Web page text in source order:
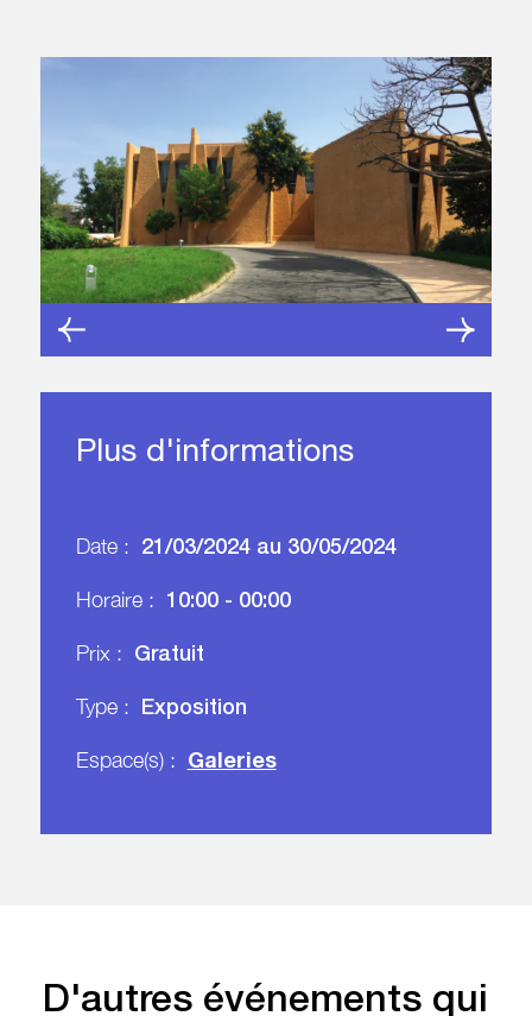
Plus d'informations
Date : 21/03/2024 au 30/05/2024
Horaire : 10:00 - 00:00
Prix : Gratuit
Type : Exposition
Espace(s) : Galeries
D'autres événements qui